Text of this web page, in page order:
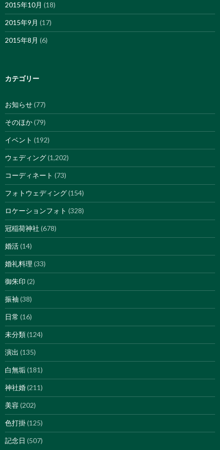
2015年10月 (18)
2015年9月 (17)
2015年8月 (6)
カテゴリー
お知らせ(77)
そのほか(79)
イベント (192)
ウェディング(1,202)
コーディネート (73)
フォトウェディング(154)
ロケーションフォト (328)
冠稲荷神社 (678)
婚活(14)
婚礼料理 (33)
御朱印 (2)
振袖 (38)
日常 (16)
未分類(124)
演出 (135)
白無垢(181)
神社婚(211)
美容 (202)
色打掛(125)
記念日 (507)